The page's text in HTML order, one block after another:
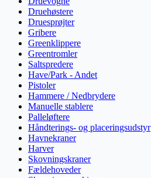
Druehøstere
Druesprøjter
Gribere
Greenklippere
Greentromler
Saltspredere
Have/Park - Andet
Pistoler
Hammere / Nedbrydere
Manuelle stablere
Palleløftere
Håndterings- og placeringsudstyr
Havnekraner
Harver
Skovningskraner
Fældehoveder